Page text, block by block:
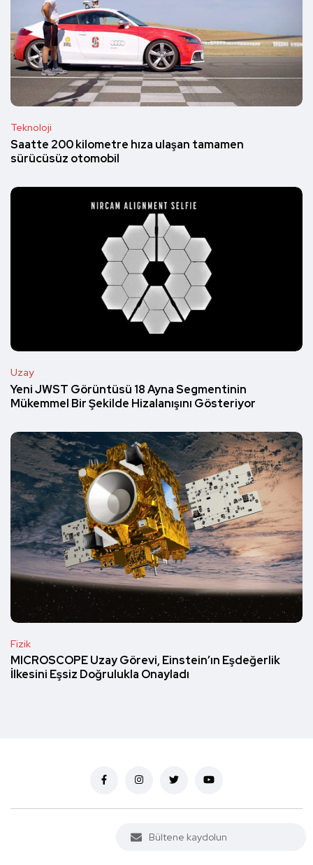
Teknoloji
Saatte 200 kilometre hıza ulaşan tamamen
sürücüsüz otomobil
Uzay
Yeni JWST Görüntüsü 18 Ayna Segmentinin
Mükemmel Bir Şekilde Hizalanışını Gösteriyor
Fizik
MICROSCOPE Uzay Görevi, Einstein’ın Eşdeğerlik
İlkesini Eşsiz Doğrulukla Onayladı